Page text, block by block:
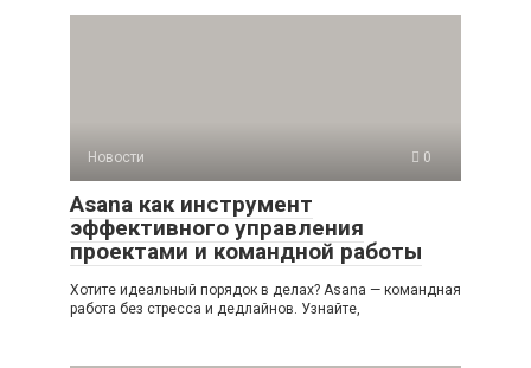
Новости 0
Asana как инструмент
эффективного управления
проектами и командной работы
Хотите идеальный порядок в делах? Asana — командная
работа без стресса и дедлайнов. Узнайте,